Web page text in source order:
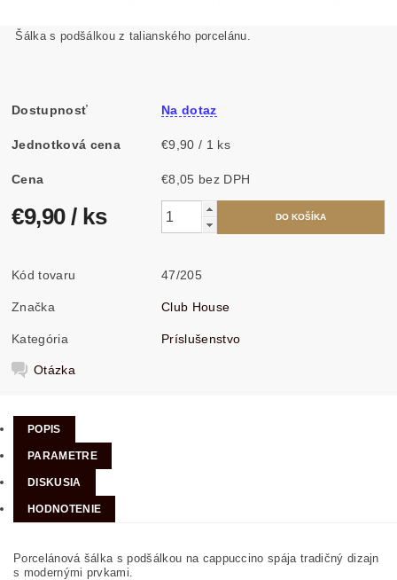
Šálka s podšálkou z talianského porcelánu.
Dostupnosť Na dotaz
Jednotková cena €9,90 / 1 ks
Cena €8,05 bez DPH
€9,90/ ks
Kód tovaru 47/205
Značka Club House
Kategória Príslušenstvo
Otázka
POPIS
PARAMETRE
DISKUSIA
HODNOTENIE
Porcelánová šálka s podšálkou na cappuccino spája tradičný dizajn
s modernými prvkami.